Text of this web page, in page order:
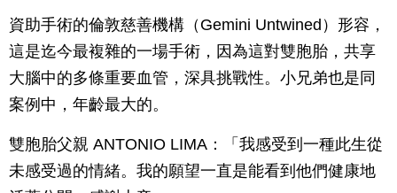
資助手術的倫敦慈善機構（Gemini Untwined）形容，
這是迄今最複雜的一場手術，因為這對雙胞胎，共享
大腦中的多條重要血管，深具挑戰性。小兄弟也是同
案例中，年齡最大的。
雙胞胎父親 ANTONIO LIMA：「我感受到一種此生從
未感受過的情緒。我的願望一直是能看到他們健康地